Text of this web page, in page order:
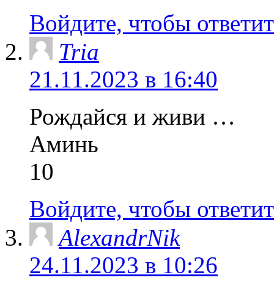
Войдите, чтобы
Tria
21.11.2023 в 16:40
Рождайся и живи …
Аминь
10
Войдите, чтобы
AlexandrNik
24.11.2023 в 10:26